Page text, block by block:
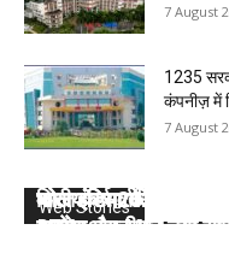
7 August
1235
कंपनीज़ में
7 August
Web Stories
कोल इंडिया की 10 मेगा
NCL और MCL की
भारत के सर्वाधिक कोयला
जानें:
वित्तीय वर्ष 2025- 26 :
खदान
कोल इंडिया ने डिस्पैच
27 का कंपनीवार नया
कोल इंडिया ने घटाया
टारगेट